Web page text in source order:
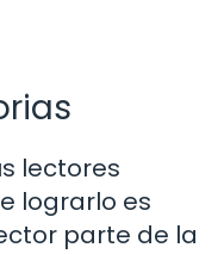
lectores
lograrlo es
parte de la